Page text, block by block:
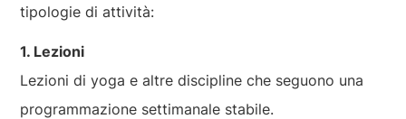
tipologie di attività:
1. Lezioni
Lezioni di yoga e altre discipline che seguono una
programmazione settimanale stabile.